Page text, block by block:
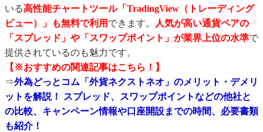
いる高性能チャートツール「TradingView（トレーディング
ビュー）」も無料で利用 できます。
人気が高い通貨ペアの
「スプレッド」や「スワップポイント」が業界上位の水準で
提供されているのも魅力です。
【※おすすめの関連記事はこちら！】
⇒外為どっとコム「外貨ネクストネオ」のメリット・デメリ
ットを解説！ スプレッド、スワップポイントなどの他社と
の比較、キャンペーン情報や口座開設までの時間、必要書類
も紹介！